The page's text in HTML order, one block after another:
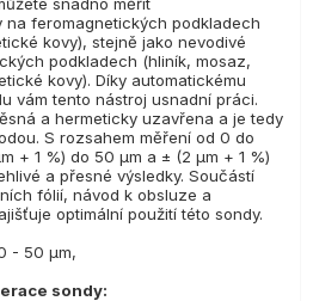
feromagnetických podkladech
kovy), stejně jako nevodivé
podkladech (hliník, mosaz,
kovy). Díky automatickému
vám tento nástroj usnadní práci.
a hermeticky uzavřena a je tedy
S rozsahem měření od 0 do
+ 1 %) do 50 µm a ± (2 µm + 1 %)
a přesné výsledky. Součástí
fólií, návod k obsluze a
optimální použití této sondy.
- 50 µm,
sondy: